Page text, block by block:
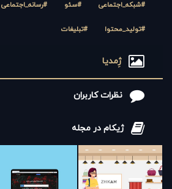
#شبکه_اجتماعی #سئو #رسانه_اجتماعی
#تولید_محتوا #تبلیغات
ژِمدیا
نظرات کاربران
ژیکام در مجله